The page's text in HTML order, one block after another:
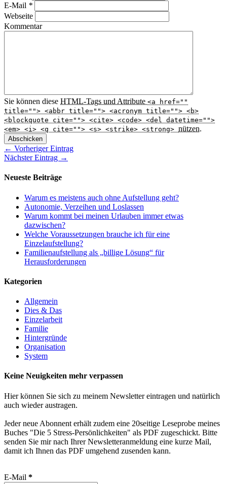
E-Mail *
Webseite
Kommentar
Sie können diese HTML-Tags und Attribute <a href=""
title=""> <abbr title=""> <acronym title=""> <b>
<blockquote cite=""> <cite> <code> <del datetime="">
<em> <i> <q cite=""> <s> <strike> <strong> nützen.
Abschicken
← Vorheriger Eintrag
Nächster Eintrag →
Neueste Beiträge
Warum es meistens auch ohne Aufstellung geht?
Autonomie, Verzeihen und Loslassen
Warum kommt bei meinen Urlauben immer etwas
dazwischen?
Welche Voraussetzungen brauche ich für eine
Einzelaufstellung?
Familienaufstellung als „billige Lösung“ für
Herausforderungen
Kategorien
Allgemein
Dies & Das
Einzelarbeit
Familie
Hintergründe
Organisation
System
Keine Neuigkeiten mehr verpassen
Hier können Sie sich zu meinem Newsletter eintragen und natürlich
auch wieder austragen.
Jeder neue Abonnent erhält zudem eine 20seitige Leseprobe meines
Buches "Die 5 Stress-Persönlichkeiten" als PDF zugeschickt. Bitte
senden Sie mir nach Ihrer Newsletteranmeldung eine kurze Mail,
damit ich Ihnen das PDF umgehend zusenden kann.
E-Mail *